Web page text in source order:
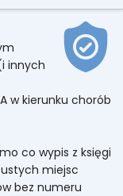
innych
w kierunku chorób
co wypis z księgi
miejsc
bez numeru